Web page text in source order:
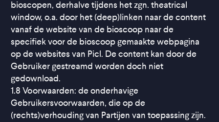
bioscopen, derhalve tijdens het zgn. theatrical
window, o.a. door het (deep)linken naar de content
vanaf de website van de bioscoop naar de
specifiek voor de bioscoop gemaakte webpagina
op de websites van Picl. De content kan door de
Gebruiker gestreamd worden doch niet
gedownload.
1.8 Voorwaarden: de onderhavige
Gebruikersvoorwaarden, die op de
(rechts)verhouding van Partijen van toepassing zijn.